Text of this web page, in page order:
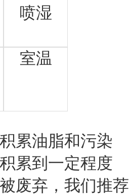
喷湿
室温
累油脂和污染
累到一定程度
废弃，我们推荐